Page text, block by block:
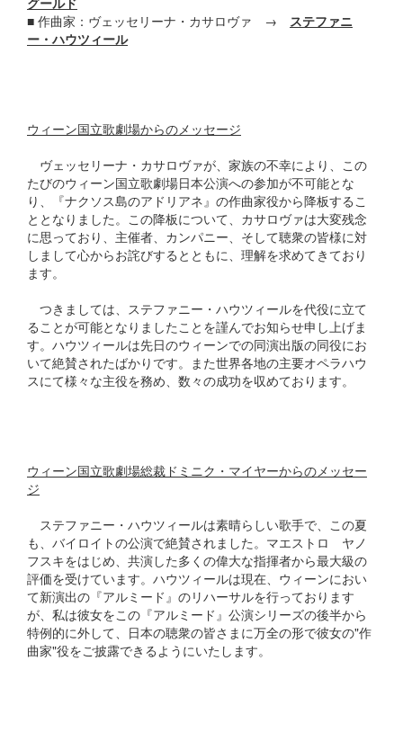
■ 作曲家：ヴェッセリーナ・カサロヴァ → ステファニ
ー・ハウツィール
ウィーン国立歌劇場からのメッセージ
ヴェッセリーナ・カサロヴァが、家族の不幸により、この
たびのウィーン国立歌劇場日本公演への参加が不可能とな
り、『ナクソス島のアドリアネ』の作曲家役から降板するこ
ととなりました。この降板について、カサロヴァは大変残念
に思っており、主催者、カンパニー、そして聴衆の皆様に対
しまして心からお詫びするとともに、理解を求めてきており
ます。
つきましては、ステファニー・ハウツィールを代役に立て
ることが可能となりましたことを謹んでお知らせ申し上げま
す。ハウツィールは先日のウィーンでの同演出版の同役にお
いて絶賛されたばかりです。また世界各地の主要オペラハウ
スにて様々な主役を務め、数々の成功を収めております。
ウィーン国立歌劇場総裁ドミニク・マイヤーからのメッセー
ジ
ステファニー・ハウツィールは素晴らしい歌手で、この夏
も、バイロイトの公演で絶賛されました。マエストロ ヤノ
フスキをはじめ、共演した多くの偉大な指揮者から最大級の
評価を受けています。ハウツィールは現在、ウィーンにおい
て新演出の『アルミード』のリハーサルを行っております
が、私は彼女をこの『アルミード』公演シリーズの後半から
特例的に外して、日本の聴衆の皆さまに万全の形で彼女の"作
曲家"役をご披露できるようにいたします。